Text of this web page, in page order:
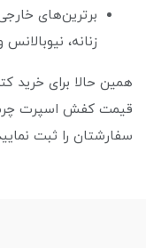
برترین‌های
زنانه،
همین حالا برای خرید
قیمت کفش اسپرت چرم
سفارشتان را ثبت